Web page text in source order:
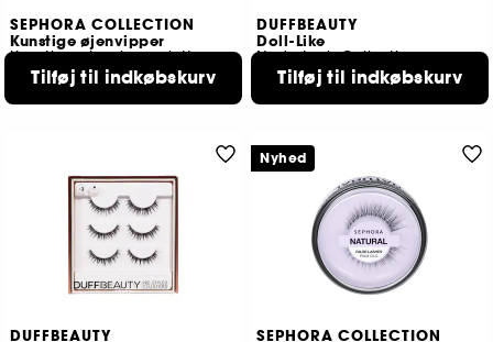
SEPHORA COLLECTION
Kunstige øjenvipper
Kunstige øjenvipper, lette og genanvendelige
79,00 KR
Tilføj til indkøbskurv
DUFFBEAUTY
Doll-Like
Nude Lash Collection
185,00 KR
Tilføj til indkøbskurv
DUFFBEAUTY
SEPHORA COLLECTION
Nyhed